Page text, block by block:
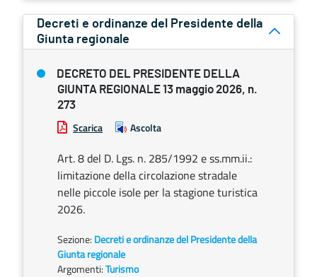
Decreti e ordinanze del Presidente della
Giunta regionale
DECRETO DEL PRESIDENTE DELLA
GIUNTA REGIONALE 13 maggio 2026, n.
273
Scarica Ascolta
Art. 8 del D. Lgs. n. 285/1992 e ss.mm.ii.:
limitazione della circolazione stradale
nelle piccole isole per la stagione turistica
2026.
Sezione: Decreti e ordinanze del Presidente della
Giunta regionale
Argomenti:Turismo